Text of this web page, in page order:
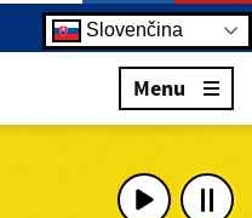
Slovenčina
Menu